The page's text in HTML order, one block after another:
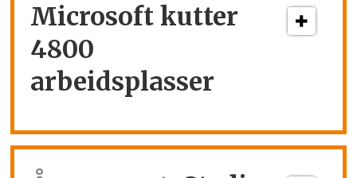
Microsoft kutter
4800
arbeidsplasser